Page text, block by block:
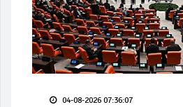
04-08-2026 07:36:07